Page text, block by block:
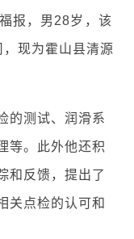
报，男28岁，该
现为霍山县清源
的测试、润滑系
等。此外他还积
和反馈，提出了
关点检的认可和